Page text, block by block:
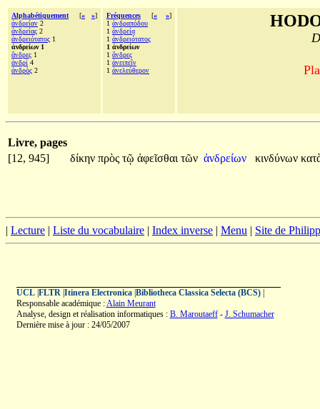
Alphabétiquement [« »]
ἀνδρείαν 2
ἀνδρείας 2
ἀνδρειότατος 1
ἀνδρείων 1
ἄνδρες 1
ἀνδρὶ 4
ἀνδρὸς 2
Fréquences [« »]
1 ἀνδραπόδου
1 ἀνδρείᾳ
1 ἀνδρειότατος
1 ἀνδρείων
1 ἄνδρες
1 ἀνειπεῖν
1 ἀνελεύθερον
Livre, pages
[12, 945]
δίκην πρὸς τῷ ἀφεῖσθαι τῶν ἀνδρείων κινδύνων
| Lecture | Liste du vocabulaire | Index inverse | Menu | Site de
UCL| FLTR| Itinera Electronica| Bibliotheca Classica Selecta (BCS)|
Responsable académique :Alain Meurant
Analyse, design et réalisation informatiques : B. Maroutaeff- J. Schumacher
Dernière mise à jour : 24/05/2007